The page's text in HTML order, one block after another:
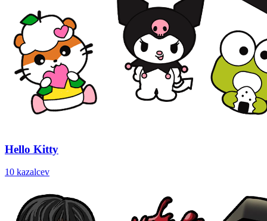
Hello Kitty
10 kazalcev